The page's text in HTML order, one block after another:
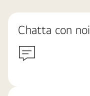
Chatta con noi